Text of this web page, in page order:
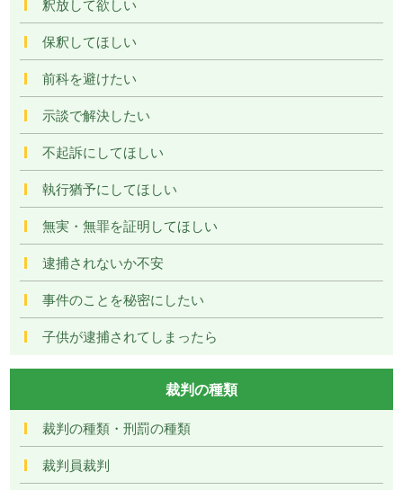
釈放して欲しい
保釈してほしい
前科を避けたい
示談で解決したい
不起訴にしてほしい
執行猶予にしてほしい
無実・無罪を証明してほしい
逮捕されないか不安
事件のことを秘密にしたい
子供が逮捕されてしまったら
裁判の種類
裁判の種類・刑罰の種類
裁判員裁判